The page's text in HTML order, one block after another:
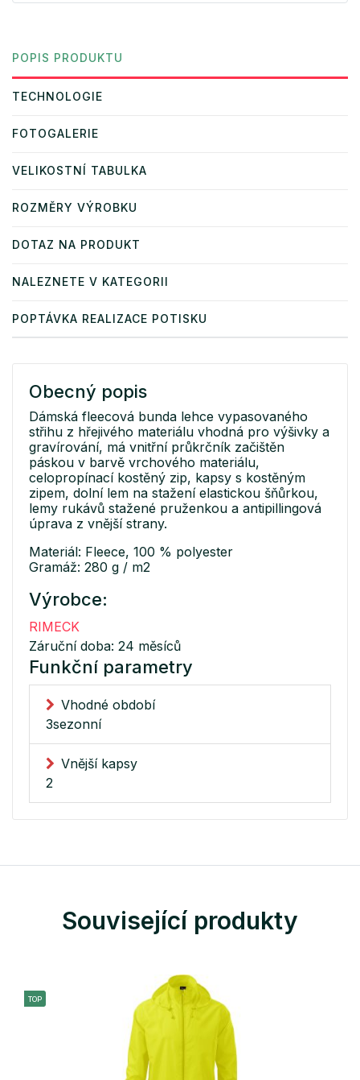
POPIS PRODUKTU
TECHNOLOGIE
FOTOGALERIE
VELIKOSTNÍ TABULKA
ROZMĚRY VÝROBKU
DOTAZ NA PRODUKT
NALEZNETE V KATEGORII
POPTÁVKA REALIZACE POTISKU
Obecný popis
Dámská fleecová bunda lehce vypasovaného
střihu z hřejivého materiálu vhodná pro výšivky a
gravírování, má vnitřní průkrčník začištěn
páskou v barvě vrchového materiálu,
celopropínací kostěný zip, kapsy s kostěným
zipem, dolní lem na stažení elastickou šňůrkou,
lemy rukávů stažené pruženkou a antipillingová
úprava z vnější strany.
Materiál: Fleece, 100 % polyester
Gramáž: 280 g / m2
Výrobce:
RIMECK
Záruční doba: 24 měsíců
Funkční parametry
Vhodné období
3sezonní
Vnější kapsy
2
Související produkty
TOP